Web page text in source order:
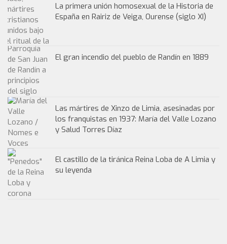
La primera unión homosexual de la Historia de
España en Rairiz de Veiga, Ourense (siglo XI)
El gran incendio del pueblo de Randín en 1889
Las mártires de Xinzo de Limia, asesinadas por
los franquistas en 1937: María del Valle Lozano
y Salud Torres Díaz
El castillo de la tiránica Reina Loba de A Limia y
su leyenda